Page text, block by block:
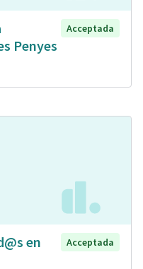
Penyes
Acceptada
en
Acceptada